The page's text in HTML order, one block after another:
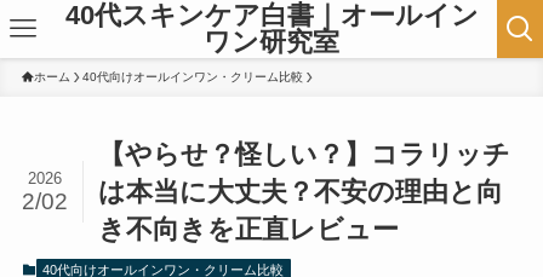
40代スキンケア白書｜オールイン
ワン研究室
ホーム 40代向けオールインワン・クリーム比較
【やらせ？怪しい？】コラリッチ
は本当に大丈夫？不安の理由と向
き不向きを正直レビュー
2026
2/02
40代向けオールインワン・クリーム比較